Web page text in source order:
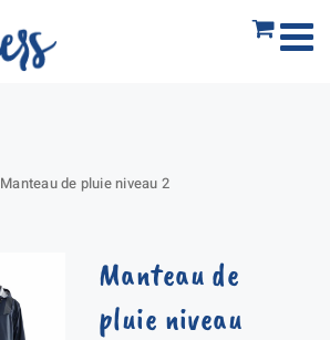
Manteau de pluie niveau 2
Manteau de
pluie niveau